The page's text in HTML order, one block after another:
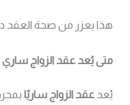
هذا يعزز من صحة العقد
متى يُعد عقد الزواج
يُعد عقد الزواج ساريًا